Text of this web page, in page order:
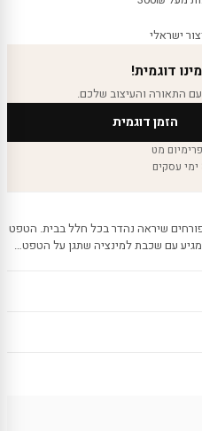
ישראלי
דוגמית!
התאורה והעיצוב שלכם.
הזמן דוגמית
מט
שיראה נהדר בכל חלל בבית. הטפט
עם שכבת למינציה שתגן על הטפט…